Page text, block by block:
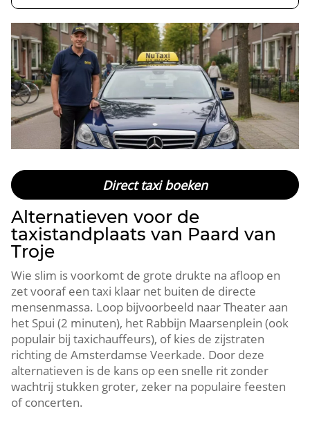
Direct taxi boeken
Alternatieven voor de
taxistandplaats van Paard van
Troje
Wie slim is voorkomt de grote drukte na afloop en
zet vooraf een taxi klaar net buiten de directe
mensenmassa. Loop bijvoorbeeld naar Theater aan
het Spui (2 minuten), het Rabbijn Maarsenplein (ook
populair bij taxichauffeurs), of kies de zijstraten
richting de Amsterdamse Veerkade. Door deze
alternatieven is de kans op een snelle rit zonder
wachtrij stukken groter, zeker na populaire feesten
of concerten.